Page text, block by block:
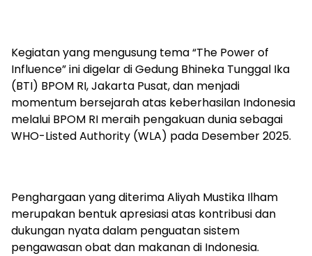
Kegiatan yang mengusung tema “The Power of
Influence” ini digelar di Gedung Bhineka Tunggal Ika
(BTI) BPOM RI, Jakarta Pusat, dan menjadi
momentum bersejarah atas keberhasilan Indonesia
melalui BPOM RI meraih pengakuan dunia sebagai
WHO-Listed Authority (WLA) pada Desember 2025.
Penghargaan yang diterima Aliyah Mustika Ilham
merupakan bentuk apresiasi atas kontribusi dan
dukungan nyata dalam penguatan sistem
pengawasan obat dan makanan di Indonesia.